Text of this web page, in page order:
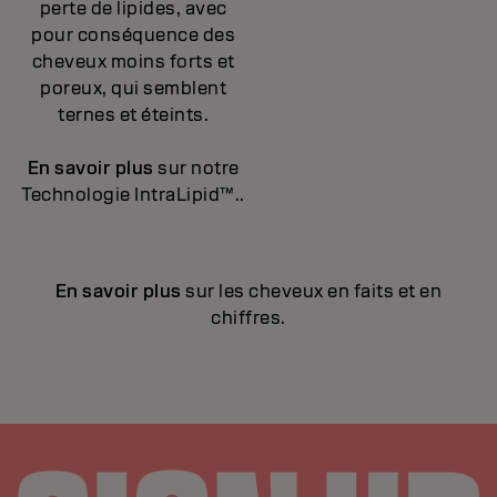
perte de lipides, avec
pour conséquence des
cheveux moins forts et
poreux, qui semblent
ternes et éteints.
En savoir plus sur notre
Technologie IntraLipid™..
En savoir plus sur les cheveux en faits et en
chiffres.